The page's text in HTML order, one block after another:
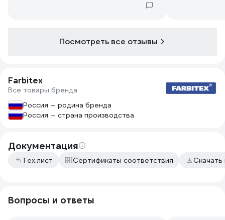
то песок весь на стене, не летит, как у
Посмотреть все отзывы
Farbitex
Все товары бренда
Россия — родина бренда
Россия — страна производства
Документация
Тех.лист Сертификаты соответствия
Вопросы и ответы